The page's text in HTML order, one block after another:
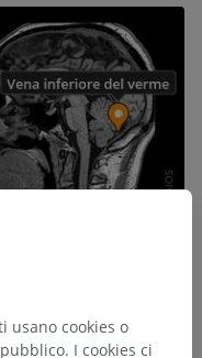
usano cookies o
I cookies ci